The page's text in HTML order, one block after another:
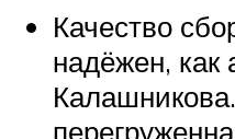
Качество
надёжен, как